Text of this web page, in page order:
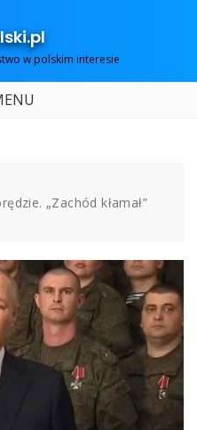
w polskim interesie
„Zachód kłamał”